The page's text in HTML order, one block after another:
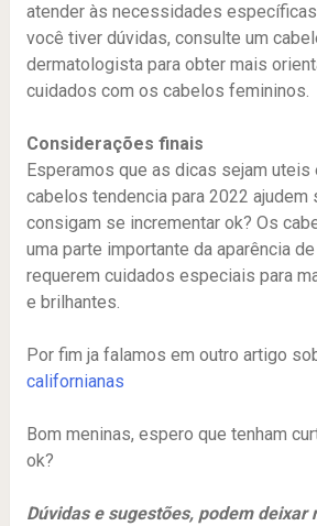
atender às necessidades
você tiver dúvidas, consulte um
dermatologista para obter mais
cuidados com os cabelos femininos.
Considerações finais
Esperamos que as dicas sejam
cabelos tendencia para 2022 ajudem
consigam se incrementar ok? Os
uma parte importante da aparência
requerem cuidados especiais para
e brilhantes.
Por fim ja falamos em outro artigo
californianas
Bom meninas, espero que tenham
ok?
Dúvidas e sugestões, podem deixar